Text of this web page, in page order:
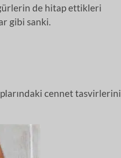
de hitap ettikleri
gibi sanki.
cennet tasvirlerini